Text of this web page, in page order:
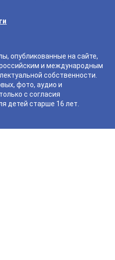
опубликованные на сайте,
и международным
собственности.
фото, аудио и
с согласия
детей старше 16 лет.